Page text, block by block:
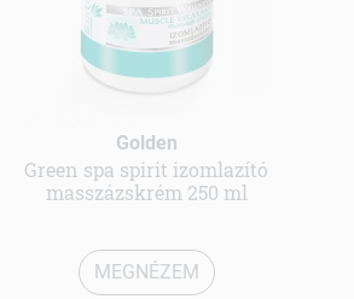
Golden
Green spa spirit izomlazító
masszázskrém 250 ml
MEGNÉZEM